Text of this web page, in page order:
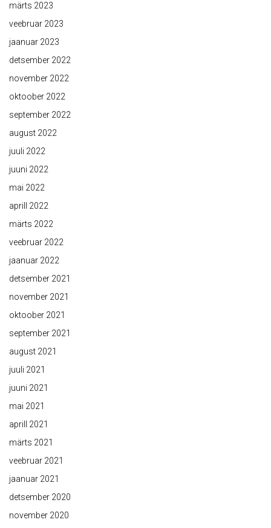
märts 2023
veebruar 2023
jaanuar 2023
detsember 2022
november 2022
oktoober 2022
september 2022
august 2022
juuli 2022
juuni 2022
mai 2022
aprill 2022
märts 2022
veebruar 2022
jaanuar 2022
detsember 2021
november 2021
oktoober 2021
september 2021
august 2021
juuli 2021
juuni 2021
mai 2021
aprill 2021
märts 2021
veebruar 2021
jaanuar 2021
detsember 2020
november 2020